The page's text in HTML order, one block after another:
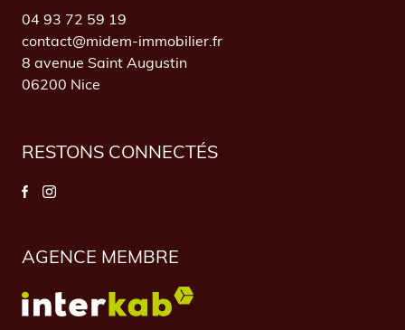
04 93 72 59 19
contact@midem-immobilier.fr
8 avenue Saint Augustin
06200 Nice
RESTONS CONNECTÉS
AGENCE MEMBRE